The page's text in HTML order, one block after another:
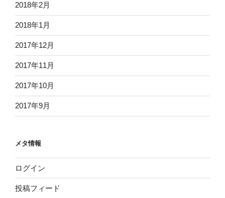
2018年2月
2018年1月
2017年12月
2017年11月
2017年10月
2017年9月
メタ情報
ログイン
投稿フィード